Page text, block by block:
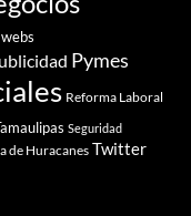
Pymes
Reforma Laboral
Seguridad
de Huracanes Twitter